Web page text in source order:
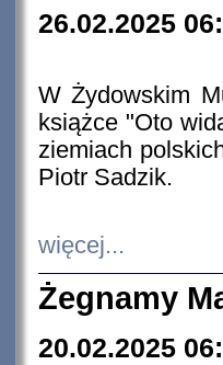
26.02.2025
W Żydowskim
książce "Oto
ziemiach
Piotr Sadzik.
więcej...
Żegnamy
20.02.2025